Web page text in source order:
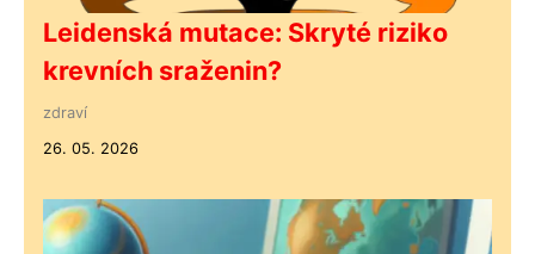
Leidenská mutace: Skryté riziko
krevních sraženin?
zdraví
26. 05. 2026